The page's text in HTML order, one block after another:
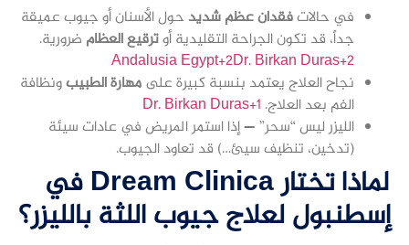
في حالاتفقدان عظم شديد حول الأسنان أو جيوب عميقة
جداً، قد تكون الجراحة التقليدية أوترقيع العظام ضرورية.
Andalusia Egypt+2Dr. Birkan Duras+2
نجاح العلاج يعتمد بنسبة كبيرة علىمهارة الطبيبونظافة
الفم بعد العلاج. Dr. Birkan Duras+1
الليزر ليس “سحر” — إذا استمر المريض في عادات سيئة
(تدخين، تنظيف سيئ…) قد تعاود الجيوب.
لماذا تختار Dream Clinica في
إسطنبول لعلاج جيوب اللثة بالليزر؟